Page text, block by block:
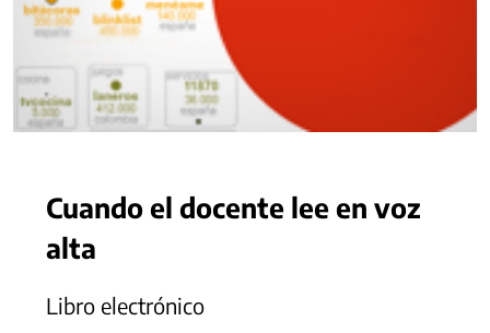
Cuando el docente lee en voz
alta
Libro electrónico